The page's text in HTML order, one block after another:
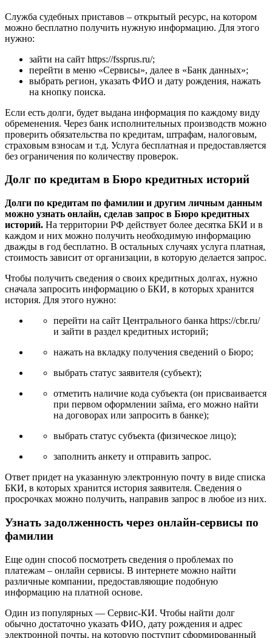
Служба судебных приставов – открытый ресурс, на котором
можно бесплатно получить нужную информацию. Для этого
нужно:
зайти на сайт https://fssprus.ru/;
перейти в меню «Сервисы», далее в «Банк данных»;
выбрать регион, указать ФИО и дату рождения, нажать
на кнопку поиска.
Если есть долги, будет выдана информация по каждому виду
обременения. Через банк исполнительных производств можно
проверить обязательства по кредитам, штрафам, налоговым,
страховым взносам и т.д. Услуга бесплатная и предоставляется
без ограничения по количеству проверок.
Долг по кредитам в Бюро кредитных историй
Долги по кредитам по фамилии и другим личным данным
можно узнать онлайн, сделав запрос в Бюро кредитных
историй. На территории РФ действует более десятка БКИ и в
каждом и них можно получить необходимую информацию
дважды в год бесплатно. В остальных случаях услуга платная,
стоимость зависит от организации, в которую делается запрос.
Чтобы получить сведения о своих кредитных долгах, нужно
сначала запросить информацию о БКИ, в которых хранится
история. Для этого нужно:
перейти на сайт Центрального банка https://cbr.ru/
и зайти в раздел кредитных историй;
нажать на вкладку получения сведений о Бюро;
выбрать статус заявителя (субъект);
отметить наличие кода субъекта (он присваивается
при первом оформлении займа, его можно найти
на договорах или запросить в банке);
выбрать статус субъекта (физическое лицо);
заполнить анкету и отправить запрос.
Ответ придет на указанную электронную почту в виде списка
БКИ, в которых хранится история заявителя. Сведения о
просрочках можно получить, направив запрос в любое из них.
Узнать задолженность через онлайн-сервисы по
фамилии
Еще один способ посмотреть сведения о проблемах по
платежам – онлайн сервисы. В интернете можно найти
различные компании, предоставляющие подобную
информацию на платной основе.
Один из популярных — Сервис-КИ. Чтобы найти долг
обычно достаточно указать ФИО, дату рождения и адрес
электронной почты, на которую поступит сформированный